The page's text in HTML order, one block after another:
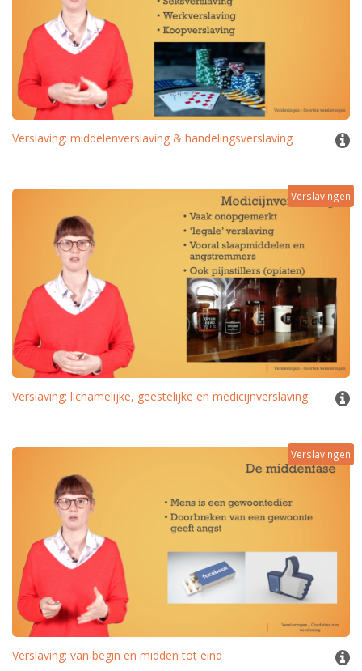
Verslaving: middelenverslaving & handelingsverslaving
Verslavingen
Verslaving: lichamelijke, geestelijke en medicijnverslaving
Verslavingen
Verslaving: van begin en midden tot eind